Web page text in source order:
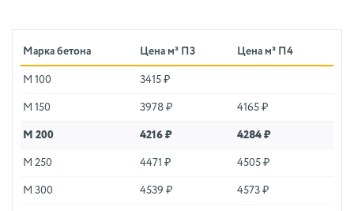
Марка бетона Цена м³ П3 Цена м³ П4
М 100 3415 ₽
М 150 3978 ₽ 4165 ₽
М 200 4216 ₽ 4284 ₽
М 250 4471 ₽ 4505 ₽
М 300 4539 ₽ 4573 ₽